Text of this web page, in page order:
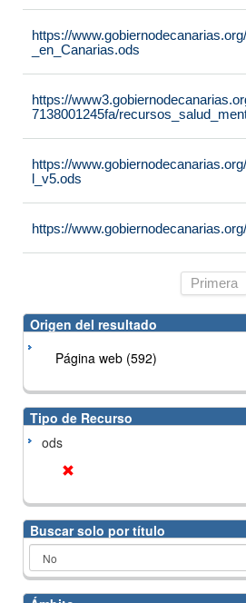
https://
_en_Canarias.ods
https://
7138001245fa/
https://
l_v5.ods
https://
Primera
Origen del resultado
Página web (592)
Tipo de Recurso
ods
Buscar solo por título